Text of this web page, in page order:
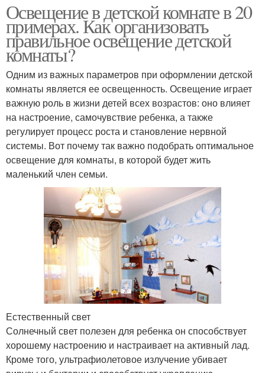
Освещение в детской комнате в 20
примерах. Как организовать
правильное освещение детской
комнаты?
Одним из важных параметров при оформлении детской
комнаты является ее освещенность. Освещение играет
важную роль в жизни детей всех возрастов: оно влияет
на настроение, самочувствие ребенка, а также
регулирует процесс роста и становление нервной
системы. Вот почему так важно подобрать оптимальное
освещение для комнаты, в которой будет жить
маленький член семьи.
Естественный свет
Солнечный свет полезен для ребенка он способствует
хорошему настроению и настраивает на активный лад.
Кроме того, ультрафиолетовое излучение убивает